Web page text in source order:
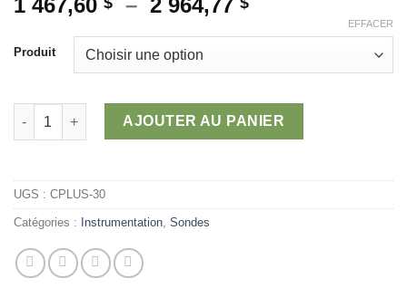
1 467,60 – 2 964,77
1
à
2
Produit
EFFACER
quantité de Sondes de température de l'eau & de conductivité
AJOUTER AU PANIER
UGS : CPLUS-30
Catégories : Instrumentation, Sondes